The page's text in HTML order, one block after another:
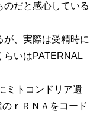
だと感心している
、実際は受精時に
らいはPATERNAL
ミトコンドリア遺
ｒＲＮＡをコード